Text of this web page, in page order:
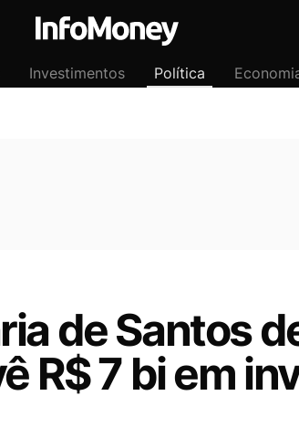
Investimentos Política
de Santos
R$ 7 bi em